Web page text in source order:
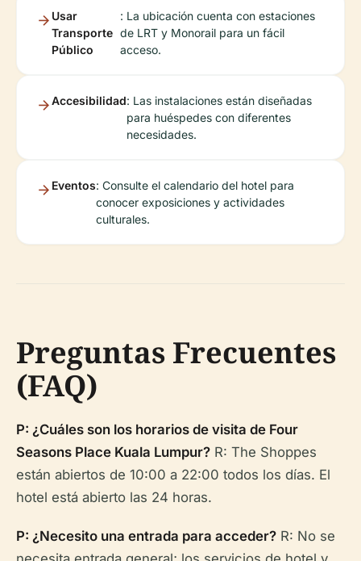
Usar
Transporte
Público
: La ubicación cuenta con estaciones
de LRT y Monorail para un fácil
acceso.
Accesibilidad: Las instalaciones están diseñadas
para huéspedes con diferentes
necesidades.
Eventos: Consulte el calendario del hotel para
conocer exposiciones y actividades
culturales.
Preguntas Frecuentes
(FAQ)
P: ¿Cuáles son los horarios de visita de Four
Seasons Place Kuala Lumpur? R: The Shoppes
están abiertos de 10:00 a 22:00 todos los días. El
hotel está abierto las 24 horas.
P: ¿Necesito una entrada para acceder? R: No se